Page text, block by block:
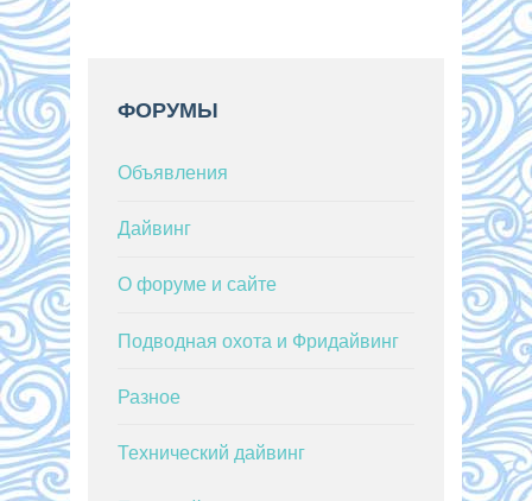
ФОРУМЫ
Объявления
Дайвинг
О форуме и сайте
Подводная охота и Фридайвинг
Разное
Технический дайвинг